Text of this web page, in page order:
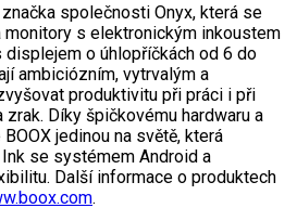
společnosti Onyx, která se
s elektronickým inkoustem
o úhlopříčkách od 6 do
ambiciózním, vytrvalým a
produktivitu při práci i při
zrak. Díky špičkovému hardwaru a
jedinou na světě, která
se systémem Android a
Další informace o produktech
.